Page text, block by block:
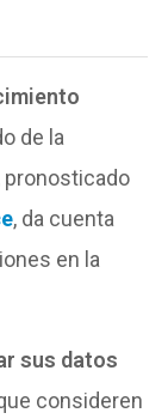
de la
pronosticado
, da cuenta
en la
sus datos
consideren